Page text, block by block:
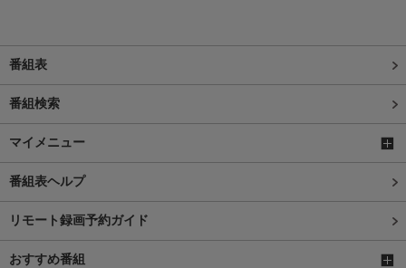
番組表
番組検索
マイメニュー
番組表ヘルプ
リモート録画予約ガイド
おすすめ番組